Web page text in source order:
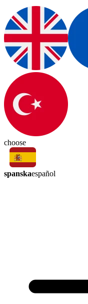
choose
spanskaespañol